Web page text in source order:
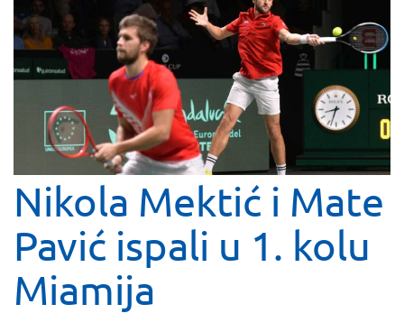
Nikola Mektić i Mate
Pavić ispali u 1. kolu
Miamija